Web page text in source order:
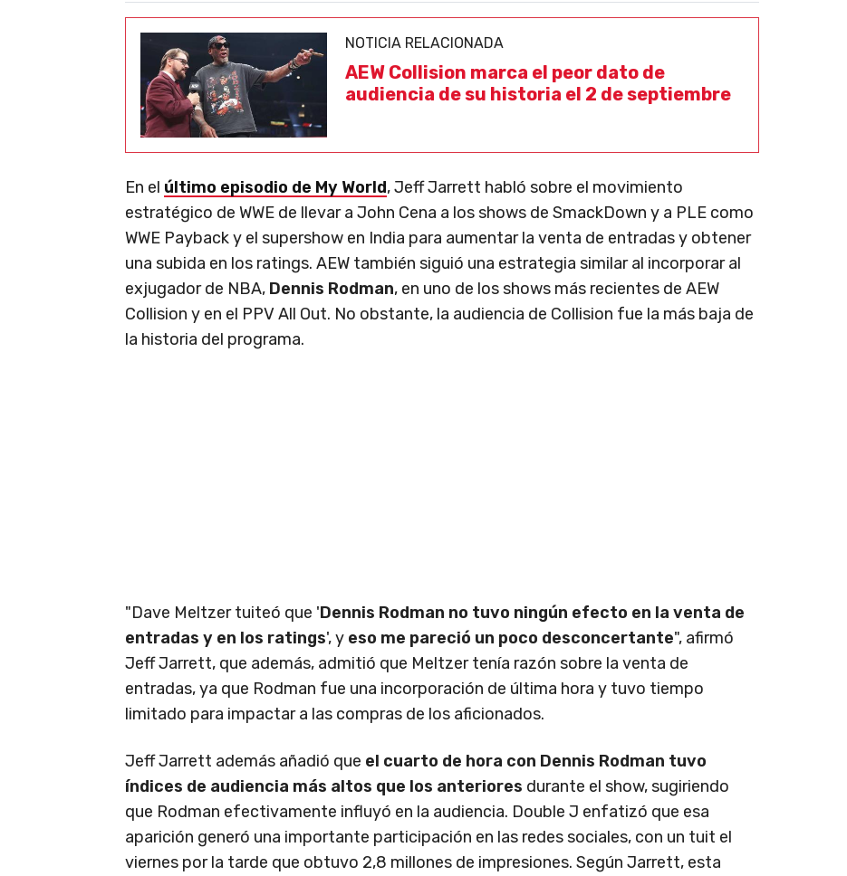
NOTICIA RELACIONADA
AEW Collision marca el peor dato de
audiencia de su historia el 2 de septiembre
En el último episodio de My World, Jeff Jarrett habló sobre el movimiento
estratégico de WWE de llevar a John Cena a los shows de SmackDown y a PLE como
WWE Payback y el supershow en India para aumentar la venta de entradas y obtener
una subida en los ratings. AEW también siguió una estrategia similar al incorporar al
exjugador de NBA, Dennis Rodman, en uno de los shows más recientes de AEW
Collision y en el PPV All Out. No obstante, la audiencia de Collision fue la más baja de
la historia del programa.
"Dave Meltzer tuiteó que 'Dennis Rodman no tuvo ningún efecto en la venta de
entradas y en los ratings', y eso me pareció un poco desconcertante", afirmó
Jeff Jarrett, que además, admitió que Meltzer tenía razón sobre la venta de
entradas, ya que Rodman fue una incorporación de última hora y tuvo tiempo
limitado para impactar a las compras de los aficionados.
Jeff Jarrett además añadió que el cuarto de hora con Dennis Rodman tuvo
índices de audiencia más altos que los anteriores durante el show, sugiriendo
que Rodman efectivamente influyó en la audiencia. Double J enfatizó que esa
aparición generó una importante participación en las redes sociales, con un tuit el
viernes por la tarde que obtuvo 2,8 millones de impresiones. Según Jarrett, esta